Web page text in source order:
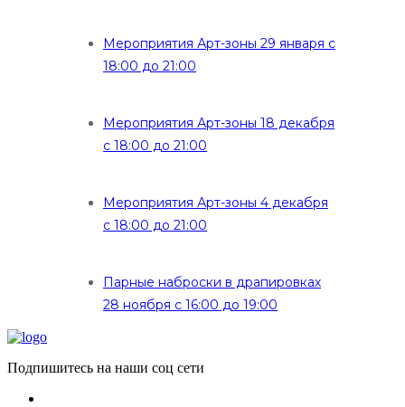
Мероприятия Арт-зоны 29 января с
18:00 до 21:00
Мероприятия Арт-зоны 18 декабря
с 18:00 до 21:00
Мероприятия Арт-зоны 4 декабря
с 18:00 до 21:00
Парные наброски в драпировках
28 ноября с 16:00 до 19:00
Подпишитесь на наши соц сети